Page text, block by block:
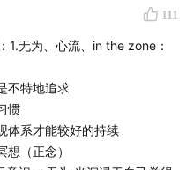
111
1.无为、心流、in the zone：
不特地追求
惯
体系才能较好的持续
（正念）